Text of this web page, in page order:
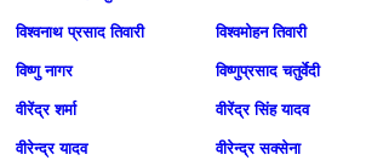
विश्वनाथ प्रसाद तिवारी विश्वमोहन तिवारी
विष्णु नागर विष्णुप्रसाद चतुर्वेदी
वीरेंद्र शर्मा वीरेंद्र सिंह यादव
वीरेन्द्र यादव वीरेन्द्र सक्सेना